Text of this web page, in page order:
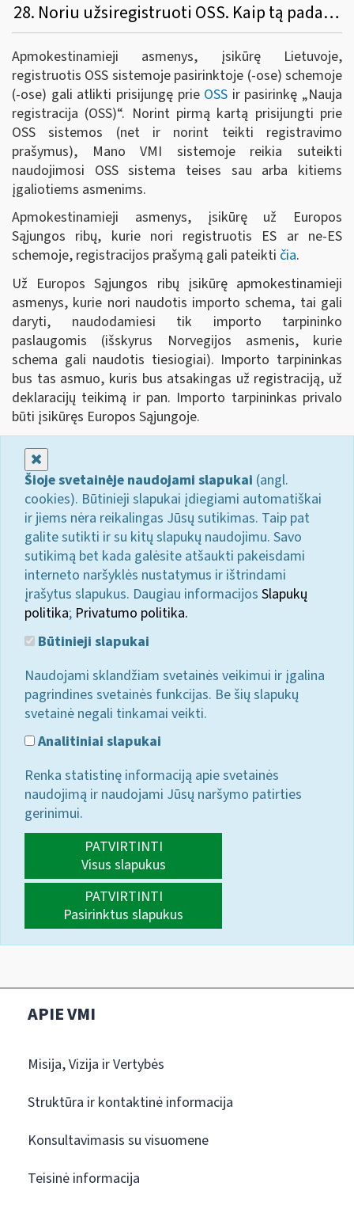
28. Noriu užsiregistruoti OSS. Kaip tą padaryti?
Apmokestinamieji asmenys, įsikūrę Lietuvoje,
registruotis OSS sistemoje pasirinktoje (-ose) schemoje
(-ose) gali atlikti prisijungę prie OSS ir pasirinkę „Nauja
registracija (OSS)“. Norint pirmą kartą prisijungti prie
OSS sistemos (net ir norint teikti registravimo
prašymus), Mano VMI sistemoje reikia suteikti
naudojimosi OSS sistema teises sau arba kitiems
įgaliotiems asmenims.
Apmokestinamieji asmenys, įsikūrę už Europos
Sąjungos ribų, kurie nori registruotis ES ar ne-ES
schemoje, registracijos prašymą gali pateikti čia.
Už Europos Sąjungos ribų įsikūrę apmokestinamieji
asmenys, kurie nori naudotis importo schema, tai gali
daryti, naudodamiesi tik importo tarpininko
paslaugomis (išskyrus Norvegijos asmenis, kurie
schema gali naudotis tiesiogiai). Importo tarpininkas
bus tas asmuo, kuris bus atsakingas už registraciją, už
deklaracijų teikimą ir pan. Importo tarpininkas privalo
būti įsikūręs Europos Sąjungoje.
Šioje svetainėje naudojami slapukai (angl.
cookies). Būtinieji slapukai įdiegiami automatiškai
ir jiems nėra reikalingas Jūsų sutikimas. Taip pat
galite sutikti ir su kitų slapukų naudojimu. Savo
sutikimą bet kada galėsite atšaukti pakeisdami
interneto naršyklės nustatymus ir ištrindami
įrašytus slapukus. Daugiau informacijos Slapukų
politika; Privatumo politika.
Būtinieji slapukai
Naudojami sklandžiam svetainės veikimui ir įgalina
pagrindines svetainės funkcijas. Be šių slapukų
svetainė negali tinkamai veikti.
Analitiniai slapukai
Renka statistinę informaciją apie svetainės
naudojimą ir naudojami Jūsų naršymo patirties
gerinimui.
PATVIRTINTI
Visus slapukus
PATVIRTINTI
Pasirinktus slapukus
APIE VMI
Misija, Vizija ir Vertybės
Struktūra ir kontaktinė informacija
Konsultavimasis su visuomene
Teisinė informacija